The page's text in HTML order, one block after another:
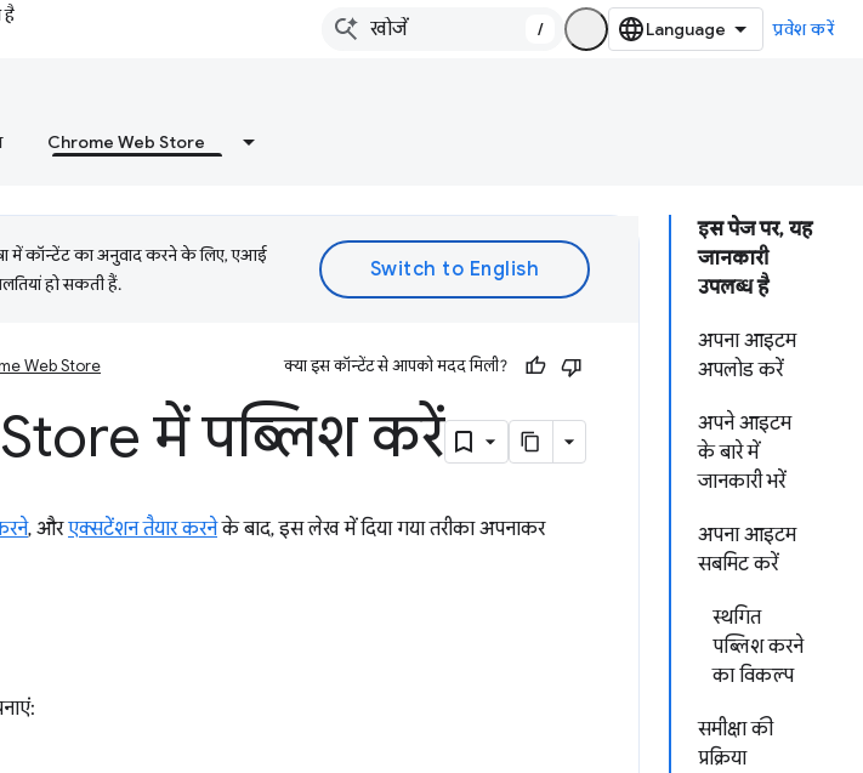
है
/ प्रवेश करें
Chrome Web Store
इस पेज पर, यह
जानकारी
उपलब्ध है
अपना आइटम
अपलोड करें
अपने आइटम
के बारे में
जानकारी भरें
अपना आइटम
सबमिट करें
स्थगित
पब्लिश करने
का विकल्प
समीक्षा की
प्रक्रिया
में कॉन्टेंट का अनुवाद करने के लिए, एआई
हो सकती हैं.
Web Store क्या इस कॉन्टेंट से आपको मदद मिली?
में पब्लिश करें
, औरएक्सटेंशन तैयार करनेके बाद, इस लेख में दिया गया तरीका अपनाकर